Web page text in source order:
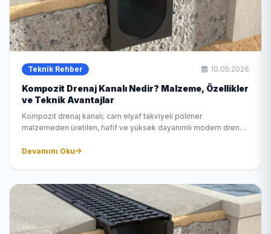
Teknik Rehber 10.05.2026
Kompozit Drenaj Kanalı Nedir? Malzeme, Özellikler
ve Teknik Avantajlar
Kompozit drenaj kanalı; cam elyaf takviyeli polimer
malzemeden üretilen, hafif ve yüksek dayanımlı modern drenaj
projelerde tercih edilen bu sistemin özelliklerini ve avantajlarını
Devamını Oku